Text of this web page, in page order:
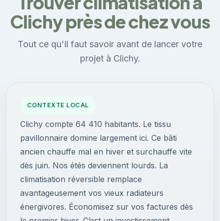
Clichy près de chez vous
Tout ce qu'il faut savoir avant de lancer votre
projet à Clichy.
CONTEXTE LOCAL
Clichy compte 64 410 habitants. Le tissu
pavillonnaire domine largement ici. Ce bâti
ancien chauffe mal en hiver et surchauffe vite
dès juin. Nos étés deviennent lourds. La
climatisation réversible remplace
avantageusement vos vieux radiateurs
énergivores. Économisez sur vos factures dès